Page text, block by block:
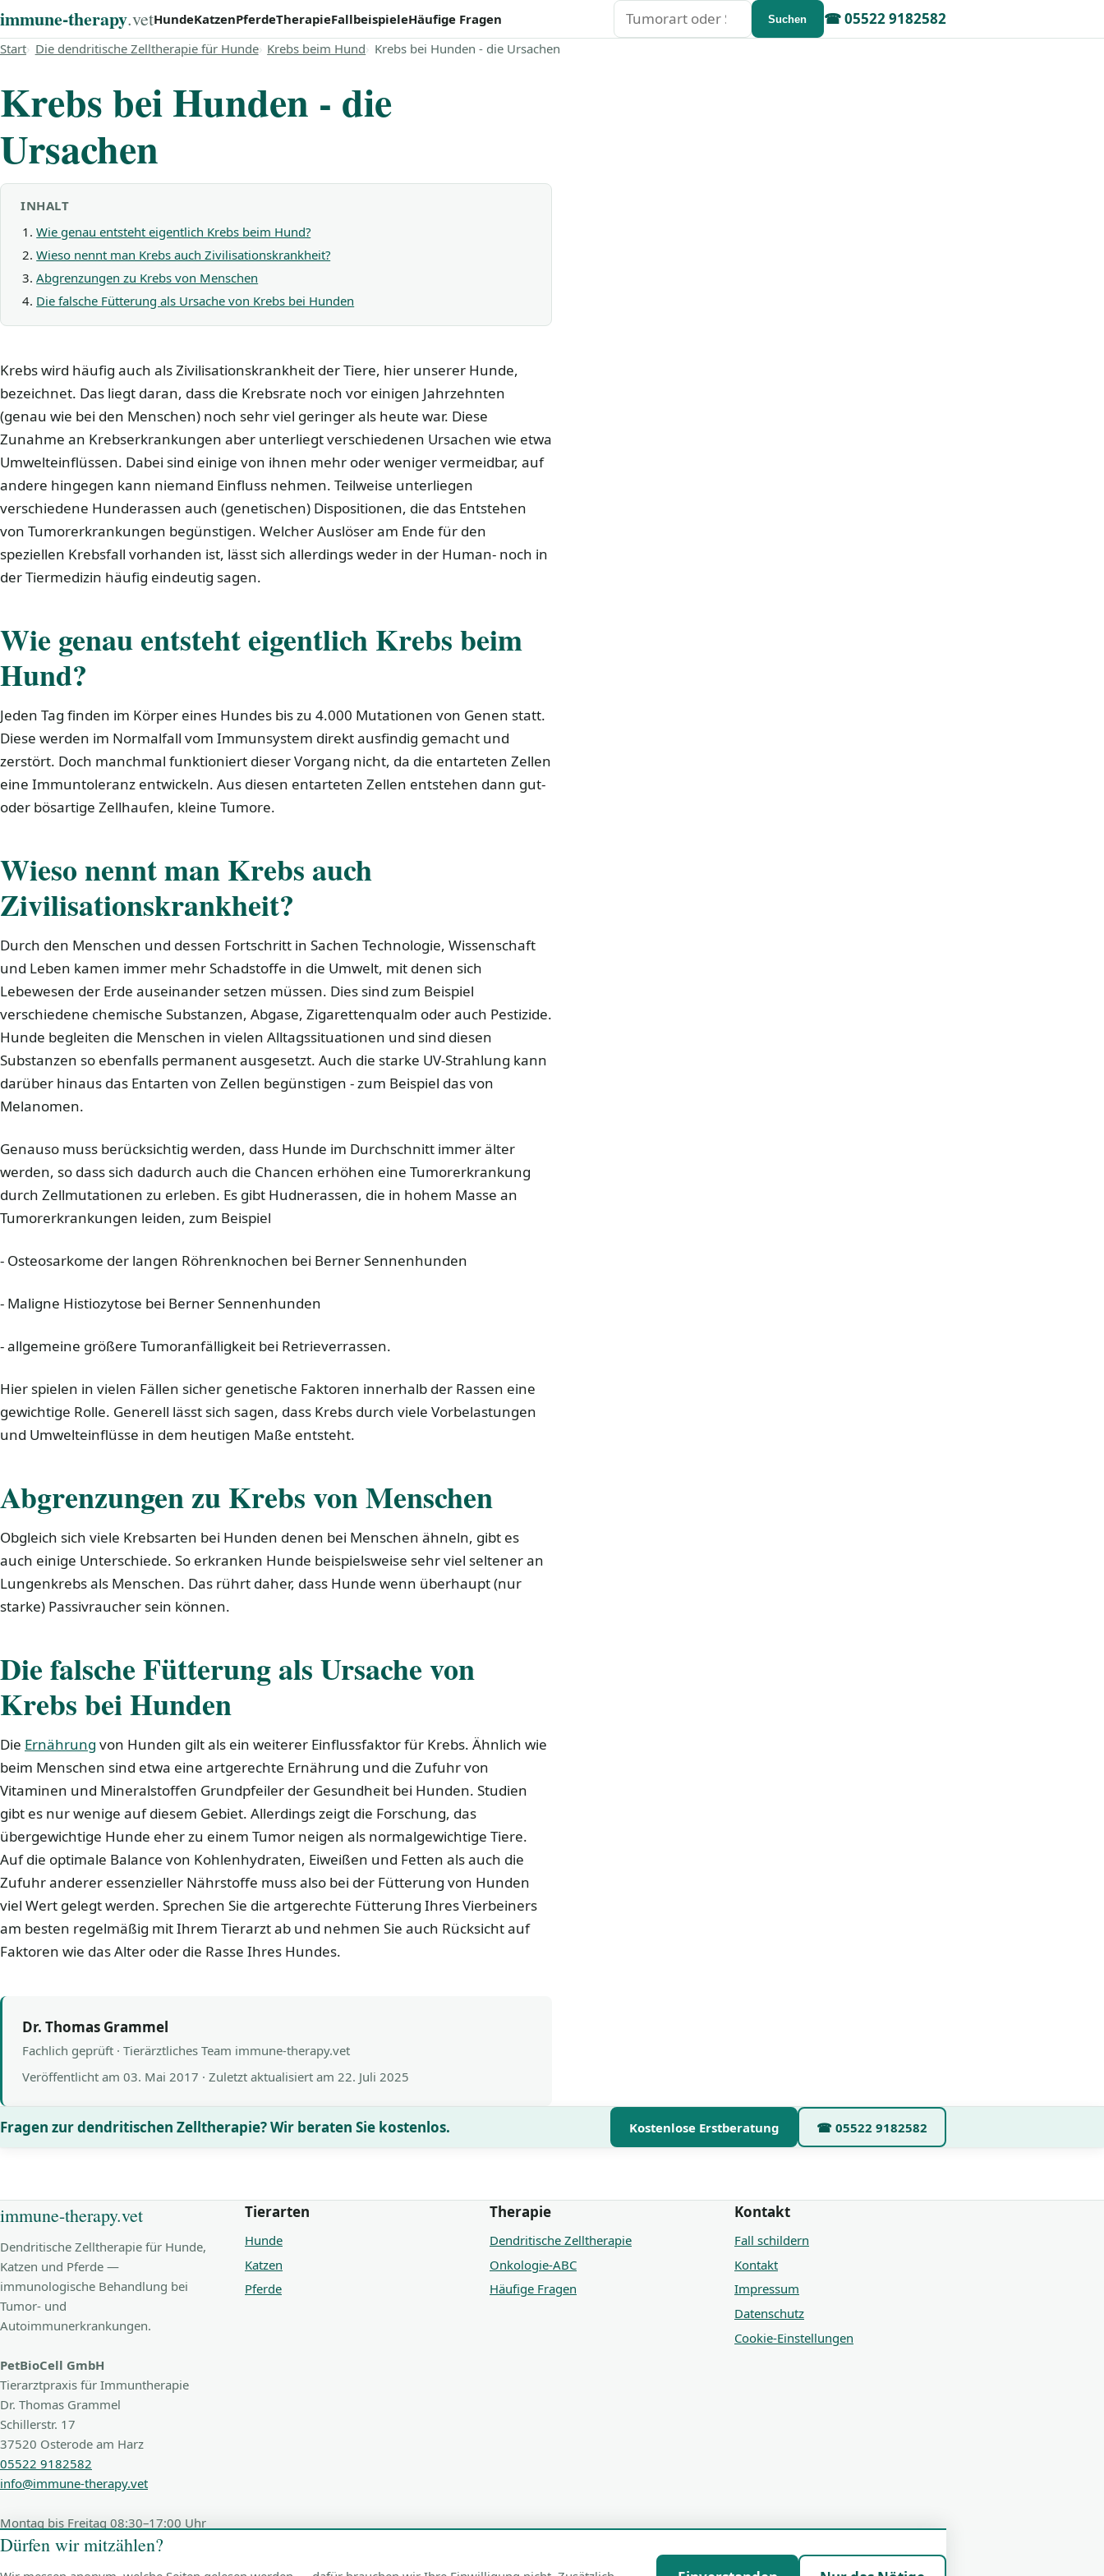
immune‑therapy.vet ☎05522 9182582
HundeKatzenPferdeTherapieFallbeispieleHäufige Fragen Suchen Suchen
Start Die dendritische Zelltherapie für Hunde Krebs beim Hund Krebs bei Hunden - die Ursachen
Krebs bei Hunden - die
Ursachen
INHALT
Wie genau entsteht eigentlich Krebs beim Hund?
Wieso nennt man Krebs auch Zivilisationskrankheit?
Abgrenzungen zu Krebs von Menschen
Die falsche Fütterung als Ursache von Krebs bei Hunden
Krebs wird häufig auch als Zivilisationskrankheit der Tiere, hier unserer Hunde,
bezeichnet. Das liegt daran, dass die Krebsrate noch vor einigen Jahrzehnten
(genau wie bei den Menschen) noch sehr viel geringer als heute war. Diese
Zunahme an Krebserkrankungen aber unterliegt verschiedenen Ursachen wie etwa
Umwelteinflüssen. Dabei sind einige von ihnen mehr oder weniger vermeidbar, auf
andere hingegen kann niemand Einfluss nehmen. Teilweise unterliegen
verschiedene Hunderassen auch (genetischen) Dispositionen, die das Entstehen
von Tumorerkrankungen begünstigen. Welcher Auslöser am Ende für den
speziellen Krebsfall vorhanden ist, lässt sich allerdings weder in der Human- noch in
der Tiermedizin häufig eindeutig sagen.
Wie genau entsteht eigentlich Krebs beim
Hund?
Jeden Tag finden im Körper eines Hundes bis zu 4.000 Mutationen von Genen statt.
Diese werden im Normalfall vom Immunsystem direkt ausfindig gemacht und
zerstört. Doch manchmal funktioniert dieser Vorgang nicht, da die entarteten Zellen
eine Immuntoleranz entwickeln. Aus diesen entarteten Zellen entstehen dann gut-
oder bösartige Zellhaufen, kleine Tumore.
Wieso nennt man Krebs auch
Zivilisationskrankheit?
Durch den Menschen und dessen Fortschritt in Sachen Technologie, Wissenschaft
und Leben kamen immer mehr Schadstoffe in die Umwelt, mit denen sich
Lebewesen der Erde auseinander setzen müssen. Dies sind zum Beispiel
verschiedene chemische Substanzen, Abgase, Zigarettenqualm oder auch Pestizide.
Hunde begleiten die Menschen in vielen Alltagssituationen und sind diesen
Substanzen so ebenfalls permanent ausgesetzt. Auch die starke UV-Strahlung kann
darüber hinaus das Entarten von Zellen begünstigen - zum Beispiel das von
Melanomen.
Genauso muss berücksichtig werden, dass Hunde im Durchschnitt immer älter
werden, so dass sich dadurch auch die Chancen erhöhen eine Tumorerkrankung
durch Zellmutationen zu erleben. Es gibt Hudnerassen, die in hohem Masse an
Tumorerkrankungen leiden, zum Beispiel
- Osteosarkome der langen Röhrenknochen bei Berner Sennenhunden
- Maligne Histiozytose bei Berner Sennenhunden
- allgemeine größere Tumoranfälligkeit bei Retrieverrassen.
Hier spielen in vielen Fällen sicher genetische Faktoren innerhalb der Rassen eine
gewichtige Rolle. Generell lässt sich sagen, dass Krebs durch viele Vorbelastungen
und Umwelteinflüsse in dem heutigen Maße entsteht.
Abgrenzungen zu Krebs von Menschen
Obgleich sich viele Krebsarten bei Hunden denen bei Menschen ähneln, gibt es
auch einige Unterschiede. So erkranken Hunde beispielsweise sehr viel seltener an
Lungenkrebs als Menschen. Das rührt daher, dass Hunde wenn überhaupt (nur
starke) Passivraucher sein können.
Die falsche Fütterung als Ursache von
Krebs bei Hunden
Die Ernährung von Hunden gilt als ein weiterer Einflussfaktor für Krebs. Ähnlich wie
beim Menschen sind etwa eine artgerechte Ernährung und die Zufuhr von
Vitaminen und Mineralstoffen Grundpfeiler der Gesundheit bei Hunden. Studien
gibt es nur wenige auf diesem Gebiet. Allerdings zeigt die Forschung, das
übergewichtige Hunde eher zu einem Tumor neigen als normalgewichtige Tiere.
Auf die optimale Balance von Kohlenhydraten, Eiweißen und Fetten als auch die
Zufuhr anderer essenzieller Nährstoffe muss also bei der Fütterung von Hunden
viel Wert gelegt werden. Sprechen Sie die artgerechte Fütterung Ihres Vierbeiners
am besten regelmäßig mit Ihrem Tierarzt ab und nehmen Sie auch Rücksicht auf
Faktoren wie das Alter oder die Rasse Ihres Hundes.
Dr. Thomas Grammel
Fachlich geprüft · Tierärztliches Team immune-therapy.vet
Veröffentlicht am 03. Mai 2017 · Zuletzt aktualisiert am 22. Juli 2025
Fragen zur dendritischen Zelltherapie? Wir beraten Sie kostenlos. Kostenlose Erstberatung ☎ 05522 9182582
immune-therapy.vet
Dendritische Zelltherapie für Hunde,
Katzen und Pferde —
immunologische Behandlung bei
Tumor- und
Autoimmunerkrankungen.
PetBioCell GmbH
Tierarztpraxis für Immuntherapie
Dr. Thomas Grammel
Schillerstr. 17
37520 Osterode am Harz
05522 9182582
info@immune-therapy.vet
Montag bis Freitag 08:30–17:00 Uhr
Tierarten
Hunde
Katzen
Pferde
Therapie
Dendritische Zelltherapie
Onkologie-ABC
Häufige Fragen
Kontakt
Fall schildern
Kontakt
Impressum
Datenschutz
Cookie-Einstellungen
Dürfen wir mitzählen?